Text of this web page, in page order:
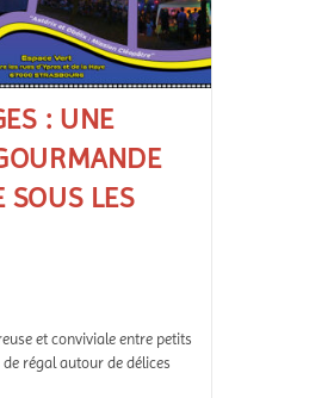
: UNE
SOUS LES
et conviviale entre petits
régal autour de délices